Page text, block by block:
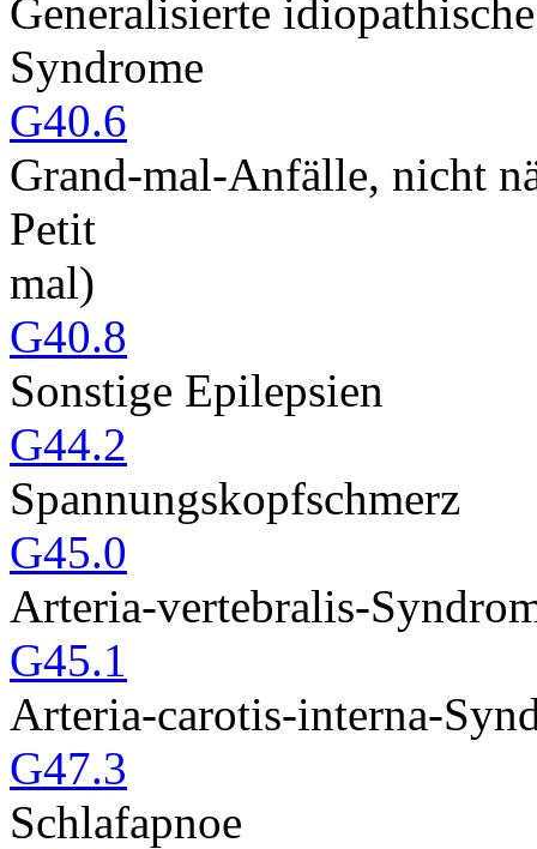
Generalisierte
Syndrome
G40.6
Grand-mal-Anfälle, nicht
Petit
mal)
G40.8
Sonstige Epilepsien
G44.2
Spannungskopfschmerz
G45.0
Arteria-vertebralis-
G45.1
Arteria-carotis-interna-
G47.3
Schlafapnoe